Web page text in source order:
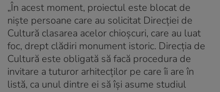
„În acest moment, proiectul este blocat de
niște persoane care au solicitat Direcției de
Cultură clasarea acelor chioșcuri, care au luat
foc, drept clădiri monument istoric. Direcția de
Cultură este obligată să facă procedura de
invitare a tuturor arhitecților pe care îi are în
listă, ca unul dintre ei să își asume studiul